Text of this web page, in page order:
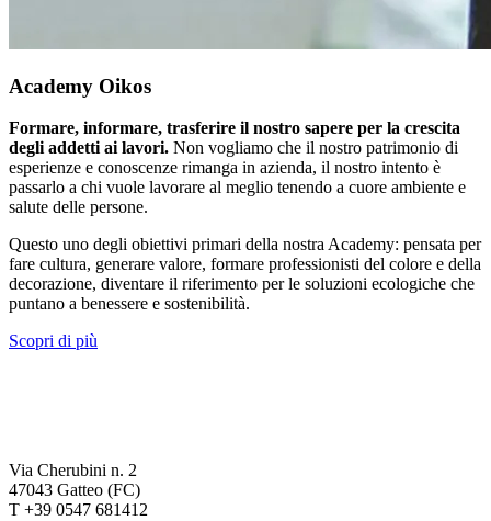
Academy Oikos
Formare, informare, trasferire il nostro sapere per la crescita
degli addetti ai lavori. Non vogliamo che il nostro patrimonio di
esperienze e conoscenze rimanga in azienda, il nostro intento è
passarlo a chi vuole lavorare al meglio tenendo a cuore ambiente e
salute delle persone.
Questo uno degli obiettivi primari della nostra Academy: pensata per
fare cultura, generare valore, formare professionisti del colore e della
decorazione, diventare il riferimento per le soluzioni ecologiche che
puntano a benessere e sostenibilità.
Scopri di più
Via Cherubini n. 2
47043 Gatteo (FC)
T +39 0547 681412